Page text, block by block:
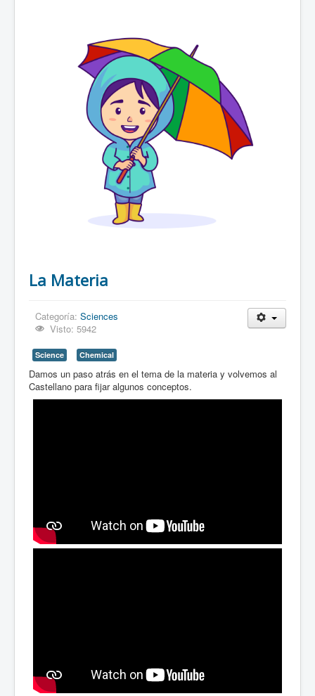
La Materia
Categoría: Sciences
Visto: 5942
Science Chemical
Damos un paso atrás en el tema de la materia y volvemos al
Castellano para fijar algunos conceptos.